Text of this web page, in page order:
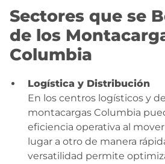
Sectores que se
de los
Columbia
Logística y Distribución
En los centros logísticos y
montacargas Columbia
eficiencia operativa al
lugar a otro de manera
versatilidad permite